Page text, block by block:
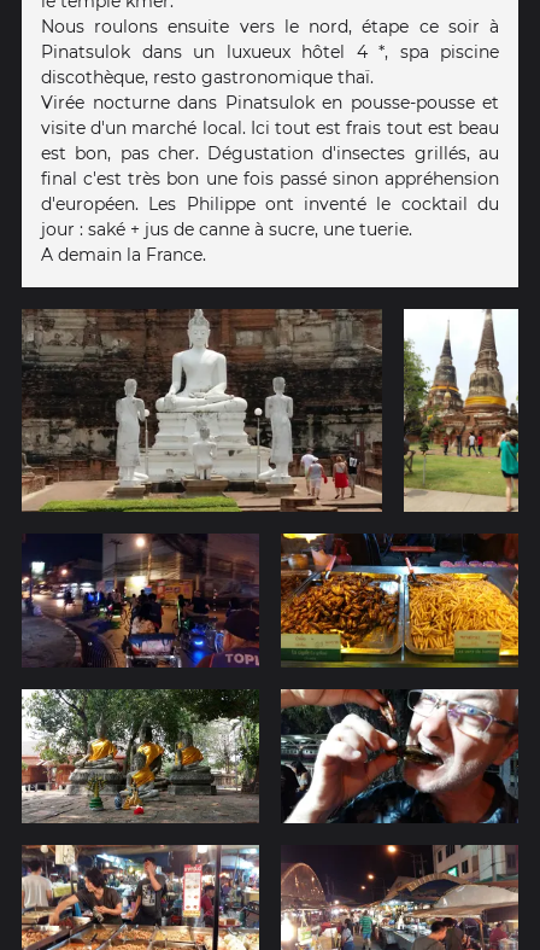
Nous roulons ensuite vers le nord, étape ce soir à
Pinatsulok dans un luxueux hôtel 4 *, spa piscine
discothèque, resto gastronomique thaï.
Virée nocturne dans Pinatsulok en pousse-pousse et
visite d'un marché local. Ici tout est frais tout est beau
est bon, pas cher. Dégustation d'insectes grillés, au
final c'est très bon une fois passé sinon appréhension
d'européen. Les Philippe ont inventé le cocktail du
jour : saké + jus de canne à sucre, une tuerie.
A demain la France.